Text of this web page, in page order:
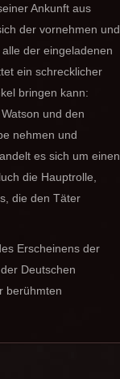
Ankunft aus
der vornehmen und
der eingeladenen
ein schrecklicher
bringen kann:
und den
nehmen und
es sich um einen
die Hauptrolle,
die den Täter
Erscheinens der
Deutschen
berühmten